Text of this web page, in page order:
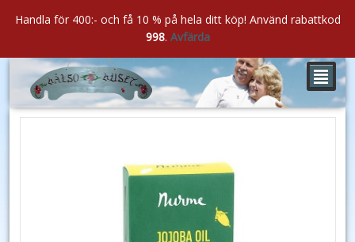
²
Handla för 400:- och få 10 % på hela ditt köp! Använd rabattkod
998. Avfärda